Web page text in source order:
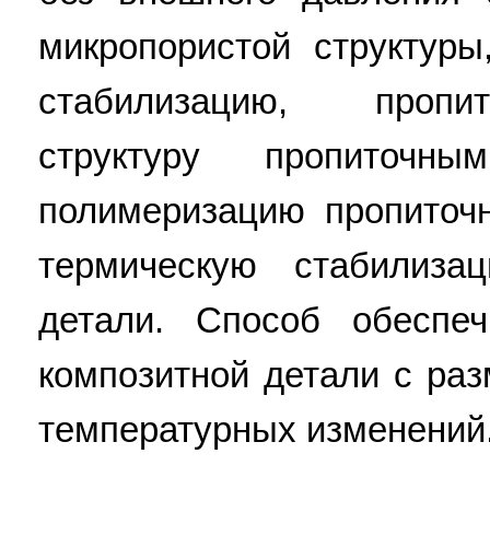
микропористой
стабилизацию,
структуру
полимеризацию
термическую
детали. Способ
композитной детали с
температурных